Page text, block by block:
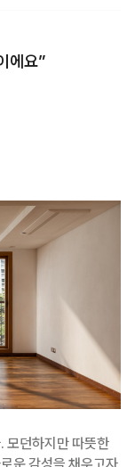
에요”
모던하지만 따뜻한